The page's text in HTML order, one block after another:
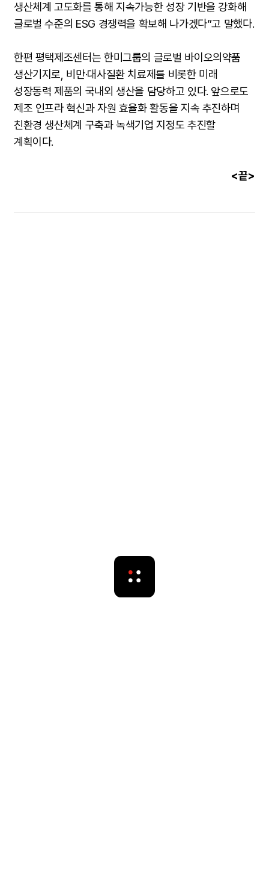
생산체계 고도화를 통해 지속가능한 성장 기반을 강화해
글로벌 수준의 ESG 경쟁력을 확보해 나가겠다”고 말했다.
한편 평택제조센터는 한미그룹의 글로벌 바이오의약품
생산기지로, 비만·대사질환 치료제를 비롯한 미래
성장동력 제품의 국내외 생산을 담당하고 있다. 앞으로도
제조 인프라 혁신과 자원 효율화 활동을 지속 추진하며
친환경 생산체계 구축과 녹색기업 지정도 추진할
계획이다.
<끝>